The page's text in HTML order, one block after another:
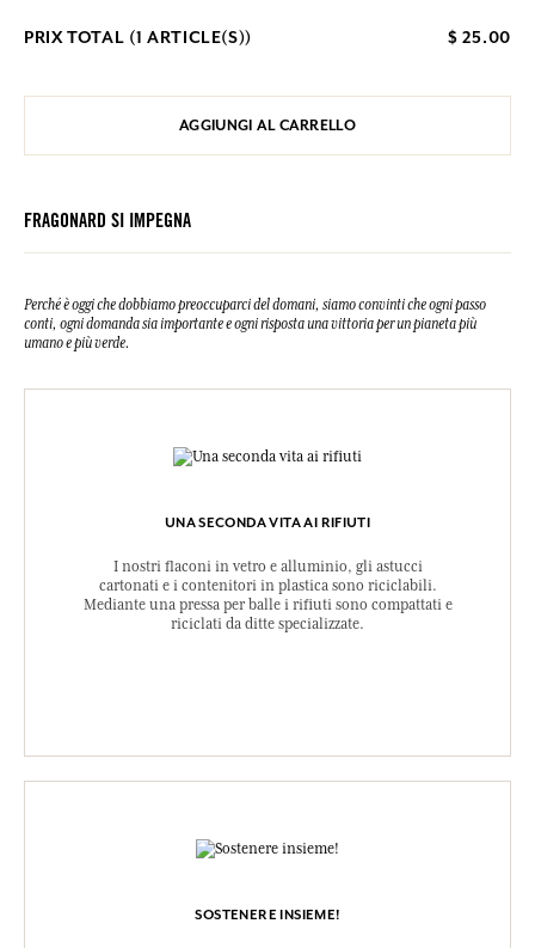
PRIX TOTAL (1 ARTICLE(S)) $ 25.00
AGGIUNGI AL CARRELLO
FRAGONARD SI IMPEGNA
Perché è oggi che dobbiamo preoccuparci del domani, siamo convinti che ogni passo
conti, ogni domanda sia importante e ogni risposta una vittoria per un pianeta più
umano e più verde.
UNA SECONDA VITA AI RIFIUTI
I nostri flaconi in vetro e alluminio, gli astucci
cartonati e i contenitori in plastica sono riciclabili.
Mediante una pressa per balle i rifiuti sono compattati e
riciclati da ditte specializzate.
SOSTENERE INSIEME!